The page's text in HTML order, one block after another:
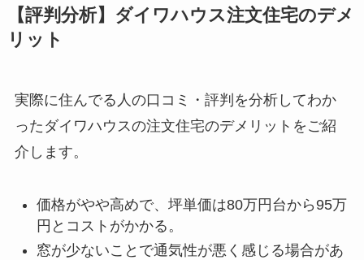
【評判分析】ダイワハウス注文住宅のデメ
リット
実際に住んでる人の口コミ・評判を分析してわか
ったダイワハウスの注文住宅のデメリットをご紹
介します。
価格がやや高めで、坪単価は80万円台から95万
円とコストがかかる。
窓が少ないことで通気性が悪く感じる場合があ